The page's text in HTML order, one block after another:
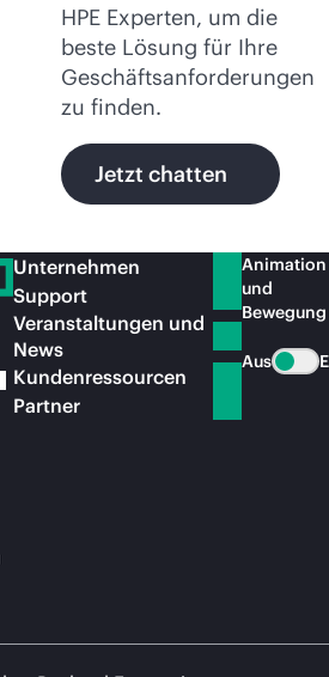
HPE Experten, um die
beste Lösung für Ihre
Geschäftsanforderungen
zu finden.
Jetzt chatten
Unternehmen
Support
Veranstaltungen und
News
Kundenressourcen
Partner
Animation
und
Bewegung
Aus